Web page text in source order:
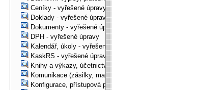
Ceníky - vyřešené úpravy
Doklady - vyřešené úpravy
Dokumenty - vyřešené úpravy
DPH - vyřešené úpravy
Kalendář, úkoly - vyřešené úpravy
KaskRS - vyřešené úpravy
Knihy a výkazy, účetnictví - vyřešené úpravy
Komunikace (zásilky, mail-systém, ...) - vyřešené úpravy
Konfigurace, přístupová práva, ... - vyřešené úpravy